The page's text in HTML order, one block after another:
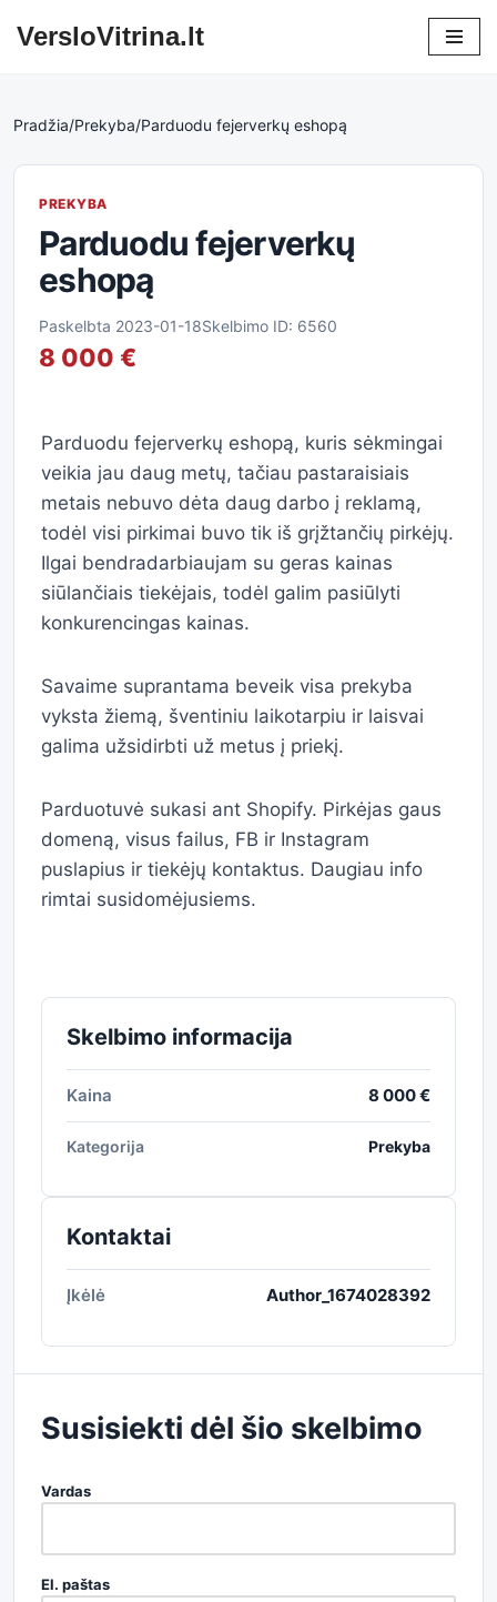
VersloVitrina.lt
Pradžia/Prekyba/Parduodu fejerverkų eshopą
PREKYBA
Parduodu fejerverkų
eshopą
Paskelbta 2023-01-18Skelbimo ID: 6560
8 000 €
Parduodu fejerverkų eshopą, kuris sėkmingai
veikia jau daug metų, tačiau pastaraisiais
metais nebuvo dėta daug darbo į reklamą,
todėl visi pirkimai buvo tik iš grįžtančių pirkėjų.
Ilgai bendradarbiaujam su geras kainas
siūlančiais tiekėjais, todėl galim pasiūlyti
konkurencingas kainas.
Savaime suprantama beveik visa prekyba
vyksta žiemą, šventiniu laikotarpiu ir laisvai
galima užsidirbti už metus į priekį.
Parduotuvė sukasi ant Shopify. Pirkėjas gaus
domeną, visus failus, FB ir Instagram
puslapius ir tiekėjų kontaktus. Daugiau info
rimtai susidomėjusiems.
Skelbimo informacija
Kaina 8 000 €
Kategorija Prekyba
Kontaktai
Įkėlė Author_1674028392
Susisiekti dėl šio skelbimo
Vardas
El. paštas